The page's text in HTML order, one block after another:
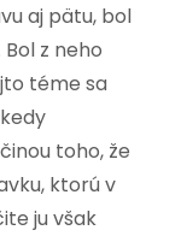
aj pätu, bol
z neho
téme sa
toho, že
ktorú v
ju však